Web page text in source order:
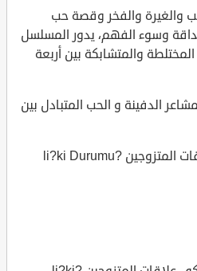
والغيرة والفخر وقصة حب
وسوء الفهم، يدور المسلسل
والمتشابكة بين أربعة
الدفينة و الحب المتبادل بين
نجوم المسلسل التركي علاقات المتزوجين ?li?ki Durumu